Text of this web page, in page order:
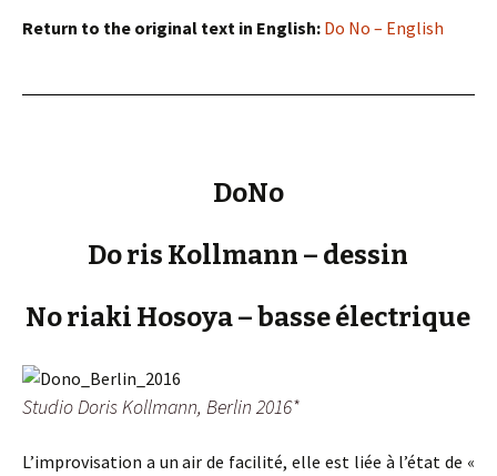
Return to the original text in English: Do No – English
DoNo
Do ris Kollmann – dessin
No riaki Hosoya – basse électrique
Studio Doris Kollmann, Berlin 2016*
L’improvisation a un air de facilité, elle est liée à l’état de «